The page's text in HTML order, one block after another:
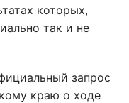
которых,
так и не
запрос
краю о ходе